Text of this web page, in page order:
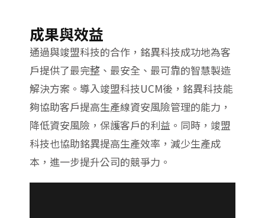
成果與效益
通過與竣盟科技的合作，銘異科技成功地為客
戶提供了最完整、最安全、最可靠的智慧製造
解決方案。導入竣盟科技UCM後，銘異科技能
夠協助客戶提高生產線資安風險管理的能力，
降低資安風險，保護客戶的利益。同時，竣盟
科技也協助銘異提高生產效率，減少生產成
本，進一步提升公司的競爭力。